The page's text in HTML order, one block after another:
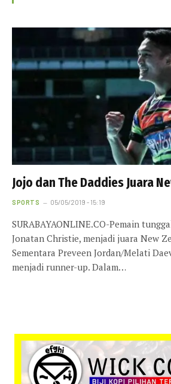
Jojo dan The Daddies Juara
SPORTS 05/05/2019 - 15:19
SURABAYAONLINE.CO-Pemain
Jonatan Christie, menjadi juara New
Sementara Preveen Jordan/Melati
menjadi runner-up. Dalam…